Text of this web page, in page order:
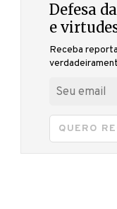
Defesa
e
Receba
QUERO